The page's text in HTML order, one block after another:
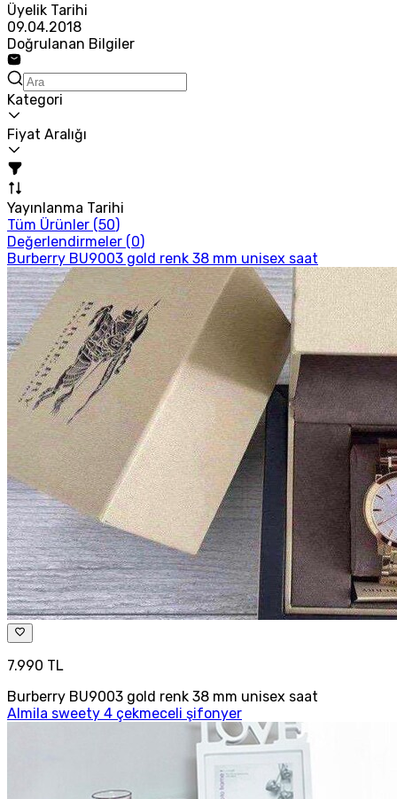
Üyelik Tarihi
09.04.2018
Doğrulanan Bilgiler
Kategori
Fiyat Aralığı
Yayınlanma Tarihi
Tüm Ürünler (50)
Değerlendirmeler (0)
Burberry BU9003 gold renk 38 mm unisex saat
7.990 TL
Burberry BU9003 gold renk 38 mm unisex saat
Almila sweety 4 çekmeceli şifonyer